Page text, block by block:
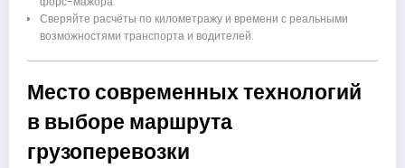
Сверяйте расчёты по километражу и времени с реальными
возможностями транспорта и водителей.
Место современных технологий
в выборе маршрута
грузоперевозки